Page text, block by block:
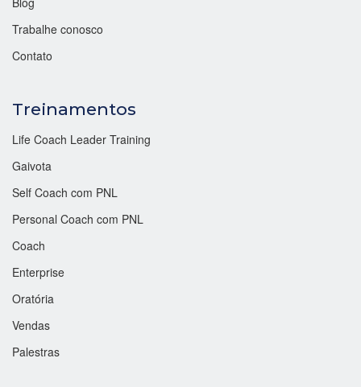
Trabalhe conosco
Contato
Treinamentos
Life Coach Leader Training
Gaivota
Self Coach com PNL
Personal Coach com PNL
Coach
Enterprise
Oratória
Vendas
Palestras